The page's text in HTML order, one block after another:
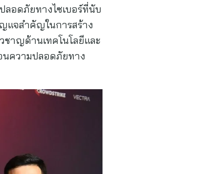
ลอดภัยทางไซเบอร์ที่นับ
แจสำคัญในการสร้าง
ชาญด้านเทคโนโลยีและ
นความปลอดภัยทาง